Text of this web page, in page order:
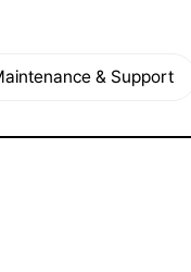
& Support